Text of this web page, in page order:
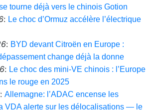
tourne déjà vers le chinois Gotion
: Le choc d’Ormuz accélère l’électrique
: BYD devant Citroën en Europe :
change déjà la donne
: Le choc des mini-VE chinois : l’Europe
le rouge en 2025
: Allemagne: l’ADAC encense les
VDA alerte sur les délocalisations — le